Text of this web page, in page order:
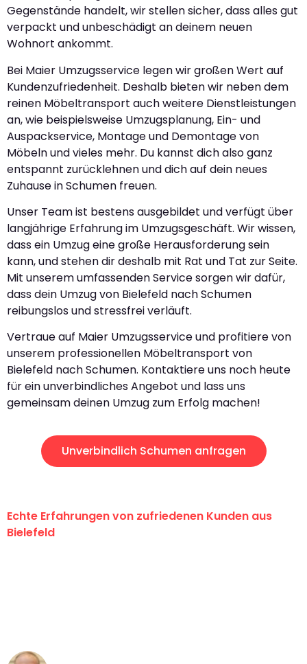
Gegenstände handelt, wir stellen sicher, dass alles gut
verpackt und unbeschädigt an deinem neuen
Wohnort ankommt.
Bei Maier Umzugsservice legen wir großen Wert auf
Kundenzufriedenheit. Deshalb bieten wir neben dem
reinen Möbeltransport auch weitere Dienstleistungen
an, wie beispielsweise Umzugsplanung, Ein- und
Auspackservice, Montage und Demontage von
Möbeln und vieles mehr. Du kannst dich also ganz
entspannt zurücklehnen und dich auf dein neues
Zuhause in Schumen freuen.
Unser Team ist bestens ausgebildet und verfügt über
langjährige Erfahrung im Umzugsgeschäft. Wir wissen,
dass ein Umzug eine große Herausforderung sein
kann, und stehen dir deshalb mit Rat und Tat zur Seite.
Mit unserem umfassenden Service sorgen wir dafür,
dass dein Umzug von Bielefeld nach Schumen
reibungslos und stressfrei verläuft.
Vertraue auf Maier Umzugsservice und profitiere von
unserem professionellen Möbeltransport von
Bielefeld nach Schumen. Kontaktiere uns noch heute
für ein unverbindliches Angebot und lass uns
gemeinsam deinen Umzug zum Erfolg machen!
Unverbindlich Schumen anfragen
Echte Erfahrungen von zufriedenen Kunden aus
Bielefeld